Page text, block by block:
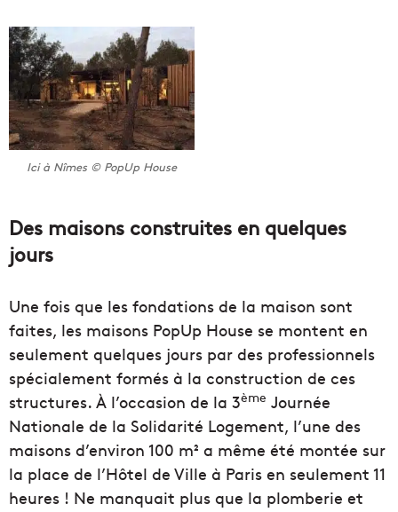
Ici à Nîmes © PopUp House
Des maisons construites en quelques
jours
Une fois que les fondations de la maison sont
faites, les maisons PopUp House se montent en
seulement quelques jours par des professionnels
spécialement formés à la construction de ces
structures. À l’occasion de la 3ème Journée
Nationale de la Solidarité Logement, l’une des
maisons d’environ 100 m² a même été montée sur
la place de l’Hôtel de Ville à Paris en seulement 11
heures ! Ne manquait plus que la plomberie et